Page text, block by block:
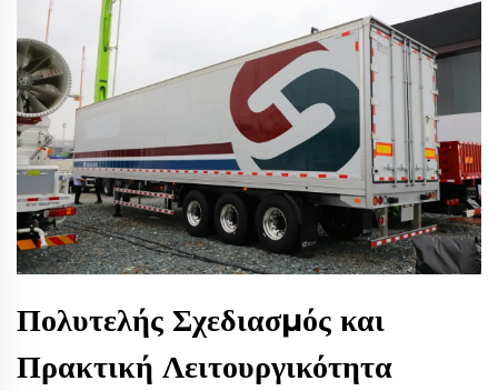
Πολυτελής Σχεδιασμός και
Πρακτική Λειτουργικότητα